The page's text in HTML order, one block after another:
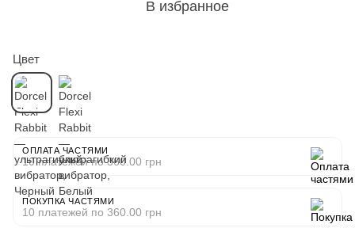
В избранное
Цвет
ОПЛАТА ЧАСТЯМИ
10 платежей по 360.00 грн
ПОКУПКА ЧАСТЯМИ
10 платежей по 360.00 грн